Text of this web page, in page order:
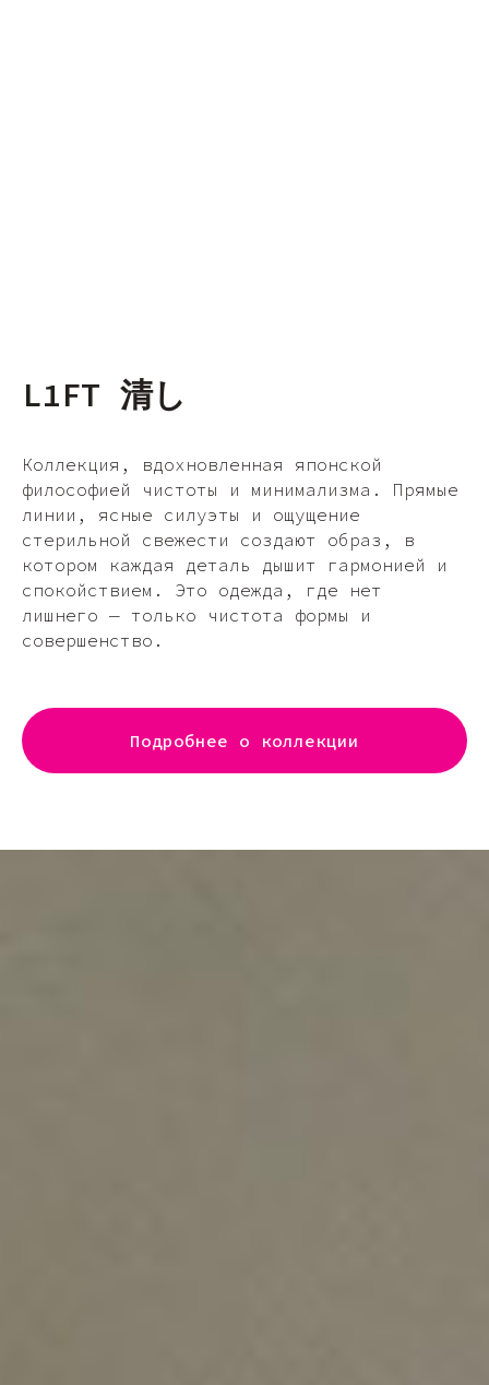
L1FT 清し
Коллекция, вдохновленная японской
философией чистоты и минимализма. Прямые
линии, ясные силуэты и ощущение
стерильной свежести создают образ, в
котором каждая деталь дышит гармонией и
спокойствием. Это одежда, где нет
лишнего — только чистота формы и
совершенство.
Подробнее о коллекции